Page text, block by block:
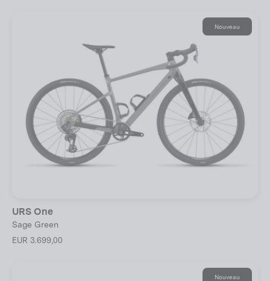
Nouveau
URS One
Sage Green
EUR 3.699,00
Nouveau